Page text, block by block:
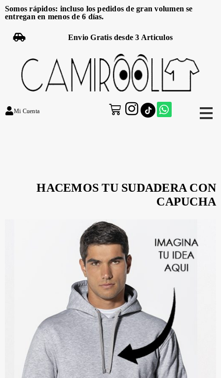
Somos rápidos: incluso los pedidos de gran volumen se
entregan en menos de 6 días.
Envio Gratis desde 3 Articulos
Mi Cuenta
HACEMOS TU SUDADERA CON
CAPUCHA